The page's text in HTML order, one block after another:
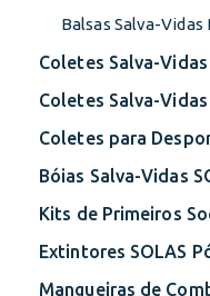
Balsas Salva-
Coletes Salva-
Coletes Salva-Vidas
Coletes para
Bóias Salva-Vidas
Kits de Primeiros
Extintores SOLAS
Mangueiras de